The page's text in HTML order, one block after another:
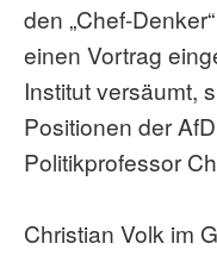
den „Chef-
einen Vortrag
Institut versäumt,
Positionen der
Politikprofessor
Christian Volk im